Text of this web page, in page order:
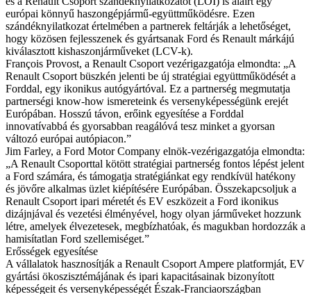
európai könnyű haszongépjármű-együttműködésre. Ezen
szándéknyilatkozat értelmében a partnerek feltárják a lehetőséget,
hogy közösen fejlesszenek és gyártsanak Ford és Renault márkájú
kiválasztott kishaszonjárműveket (LCV-k).
François Provost, a Renault Csoport vezérigazgatója elmondta: „A
Renault Csoport büszkén jelenti be új stratégiai együttműködését a
Forddal, egy ikonikus autógyártóval. Ez a partnerség megmutatja
partnerségi know-how ismereteink és versenyképességünk erejét
Európában. Hosszú távon, erőink egyesítése a Forddal
innovatívabbá és gyorsabban reagálóvá tesz minket a gyorsan
változó európai autópiacon.”
Jim Farley, a Ford Motor Company elnök-vezérigazgatója elmondta:
„A Renault Csoporttal kötött stratégiai partnerség fontos lépést jelent
a Ford számára, és támogatja stratégiánkat egy rendkívül hatékony
és jövőre alkalmas üzlet kiépítésére Európában. Összekapcsoljuk a
Renault Csoport ipari méretét és EV eszközeit a Ford ikonikus
dizájnjával és vezetési élményével, hogy olyan járműveket hozzunk
létre, amelyek élvezetesek, megbízhatóak, és magukban hordozzák a
hamisítatlan Ford szellemiséget.”
Erősségek egyesítése
A vállalatok hasznosítják a Renault Csoport Ampere platformját, EV
gyártási ökoszisztémájának és ipari kapacitásainak bizonyított
képességeit és versenyképességét Észak-Franciaországban